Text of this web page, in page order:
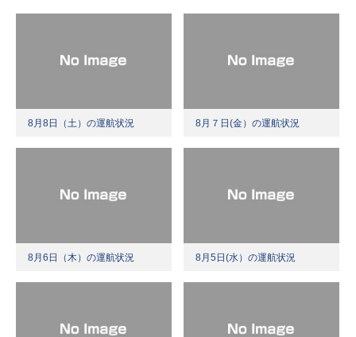
8月8日（土）の運航状況 8月７日(金）の運航状況
8月6日（木）の運航状況 8月5日(水）の運航状況